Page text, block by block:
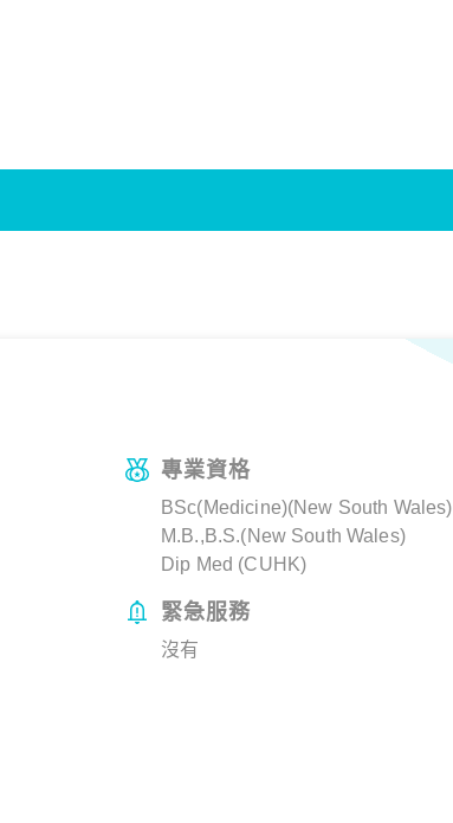
專業資格
BSc(Medicine)(New South Wales)
M.B.,B.S.(New South Wales)
Dip Med (CUHK)
緊急服務
沒有